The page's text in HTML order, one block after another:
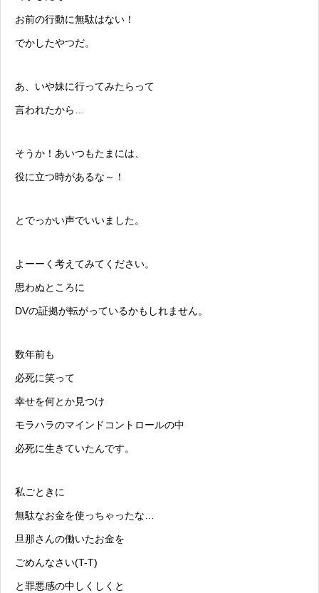
お前の行動に無駄はない！
でかしたやつだ。
あ、いや妹に行ってみたらって
言われたから…
そうか！あいつもたまには、
役に立つ時があるな～！
とでっかい声でいいました。
よーーく考えてみてください。
思わぬところに
DVの証拠が転がっているかもしれません。
数年前も
必死に笑って
幸せを何とか見つけ
モラハラのマインドコン トロールの中
必死に生きていたんです。
私ごときに
無駄なお金を使っちゃったな…
旦那さんの働いたお金を
ごめんなさい(T-T)
と罪悪感の中しくしくと